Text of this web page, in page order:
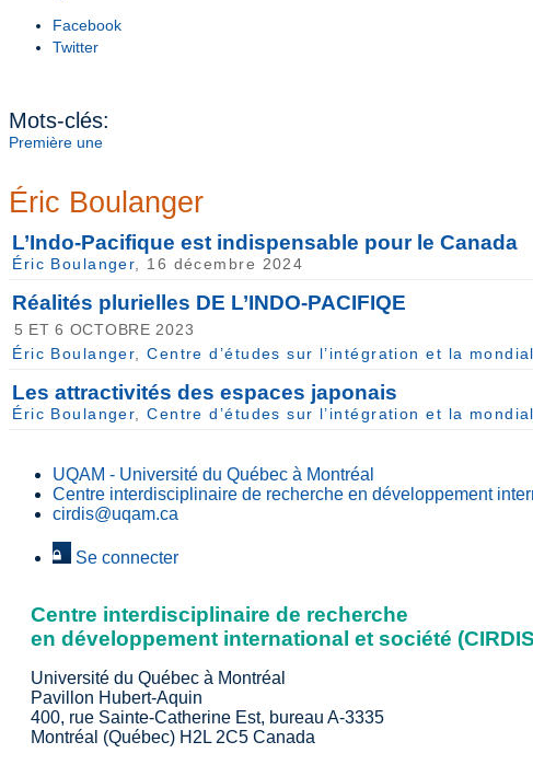
Facebook
Twitter
Mots-clés:
Première une
Éric Boulanger
L’Indo-Pacifique est indispensable pour le Canada
Éric Boulanger , 16 décembre 2024
Réalités plurielles DE L’INDO-PACIFIQE
5 ET 6 OCTOBRE 2023
Éric Boulanger ,Centre d’études sur l’intégration et la
Les attractivités des espaces japonais
Éric Boulanger ,Centre d’études sur l’intégration et la
UQAM - Université du Québec à Montréal
Centre interdisciplinaire de recherche en développement
cirdis@uqam.ca
Se connecter
Centre interdisciplinaire de recherche
en développement international et société
Université du Québec à Montréal
Pavillon Hubert-Aquin
400, rue Sainte-Catherine Est, bureau A-3335
Montréal (Québec) H2L 2C5 Canada